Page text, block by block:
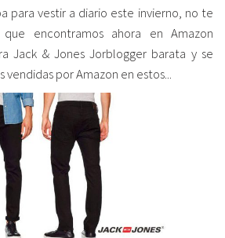
para vestir a diario este invierno, no te
encontramos ahora en Amazon
Jack & Jones Jorblogger barata y se
vendidas por Amazon en estos...